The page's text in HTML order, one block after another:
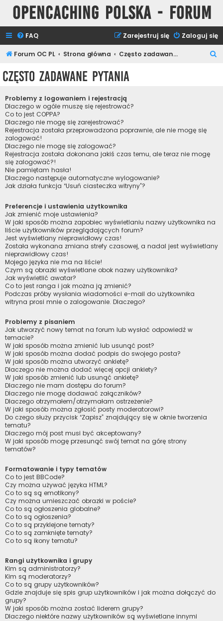
Opencaching Polska - Forum
FAQ Zaloguj się
Zarejestruj się
Forum OC PL Strona główna Często zadawane pytania
Często zadawane pytania
Problemy z logowaniem i rejestracją
Dlaczego w ogóle muszę się rejestrować?
Co to jest COPPA?
Dlaczego nie mogę się zarejestrować?
Rejestracja została przeprowadzona poprawnie, ale nie mogę się
zalogować!
Dlaczego nie mogę się zalogować?
Rejestracja została dokonana jakiś czas temu, ale teraz nie mogę
się zalogować?!
Nie pamiętam hasła!
Dlaczego następuje automatyczne wylogowanie?
Jak działa funkcja “Usuń ciasteczka witryny”?
Preferencje i ustawienia użytkownika
Jak zmienić moje ustawienia?
W jaki sposób można zapobiec wyświetlaniu nazwy użytkownika na
liście użytkowników przeglądających forum?
Jest wyświetlany nieprawidłowy czas!
Została wykonana zmiana strefy czasowej, a nadal jest wyświetlany
nieprawidłowy czas!
Mojego języka nie ma na liście!
Czym są obrazki wyświetlane obok nazwy użytkownika?
Jak wyświetlić awatar?
Co to jest ranga i jak można ją zmienić?
Podczas próby wysłania wiadomości e-mail do użytkownika
witryna prosi mnie o zalogowanie. Dlaczego?
Problemy z pisaniem
Jak utworzyć nowy temat na forum lub wysłać odpowiedź w
temacie?
W jaki sposób można zmienić lub usunąć post?
W jaki sposób można dodać podpis do swojego posta?
W jaki sposób można utworzyć ankietę?
Dlaczego nie można dodać więcej opcji ankiety?
W jaki sposób zmienić lub usunąć ankietę?
Dlaczego nie mam dostępu do forum?
Dlaczego nie mogę dodawać załączników?
Dlaczego otrzymałem/otrzymałam ostrzeżenie?
W jaki sposób można zgłosić posty moderatorowi?
Do czego służy przycisk “Zapisz” znajdujący się w oknie tworzenia
tematu?
Dlaczego mój post musi być akceptowany?
W jaki sposób mogę przesunąć swój temat na górę strony
tematów?
Formatowanie i typy tematów
Co to jest BBCode?
Czy można używać języka HTML?
Co to są są emotikony?
Czy można umieszczać obrazki w poście?
Co to są ogłoszenia globalne?
Co to są ogłoszenia?
Co to są przyklejone tematy?
Co to są zamknięte tematy?
Co to są ikony tematu?
Rangi użytkownika i grupy
Kim są administratorzy?
Kim są moderatorzy?
Co to są grupy użytkowników?
Gdzie znajduje się spis grup użytkowników i jak można dołączyć do
grupy?
W jaki sposób można zostać liderem grupy?
Dlaczego niektóre nazwy użytkowników są wyświetlane innymi